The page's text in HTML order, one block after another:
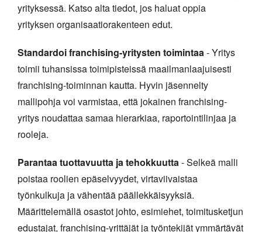
yrityksessä. Katso alta tiedot, jos haluat oppia
yrityksen organisaatiorakenteen edut.
Standardoi franchising-yritysten toimintaa- Yritys
toimii tuhansissa toimipisteissä maailmanlaajuisesti
franchising-toiminnan kautta. Hyvin jäsennelty
mallipohja voi varmistaa, että jokainen franchising-
yritys noudattaa samaa hierarkiaa, raportointilinjaa ja
rooleja.
Parantaa tuottavuutta ja tehokkuutta- Selkeä malli
poistaa roolien epäselvyydet, virtaviivaistaa
työnkulkuja ja vähentää päällekkäisyyksiä.
Määrittelemällä osastot johto, esimiehet, toimitusketjun
edustajat, franchising-yrittäjät ja työntekijät ymmärtävät